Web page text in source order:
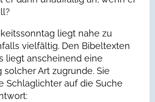
liegt nahe zu
vielfältig. Den Bibeltexten
liegt anscheinend eine
solcher Art zugrunde. Sie
Schlaglichter auf die Suche